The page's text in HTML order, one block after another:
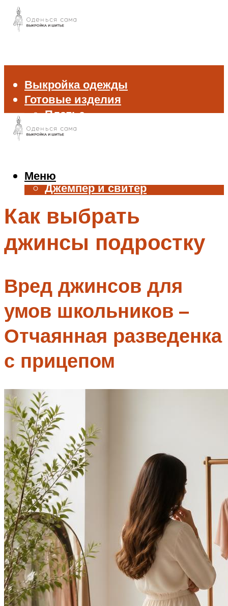
Выкройка одежды
Готовые изделия
Платье
Брюки
Жилет
Джемпер и свитер
Аксессуары
Меню
Меню
Как выбрать
джинсы подростку
Вред джинсов для
умов школьников –
Отчаянная разведенка
с прицепом